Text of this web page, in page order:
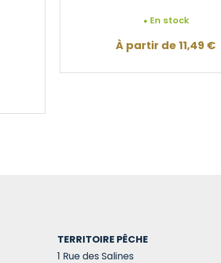
En stock
À partir de 11,49 €
TERRITOIRE PÊCHE
1 Rue des Salines